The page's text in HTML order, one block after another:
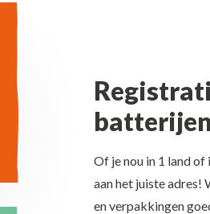
Of je nou in 1 land
aan het juiste adres!
en verpakkingen